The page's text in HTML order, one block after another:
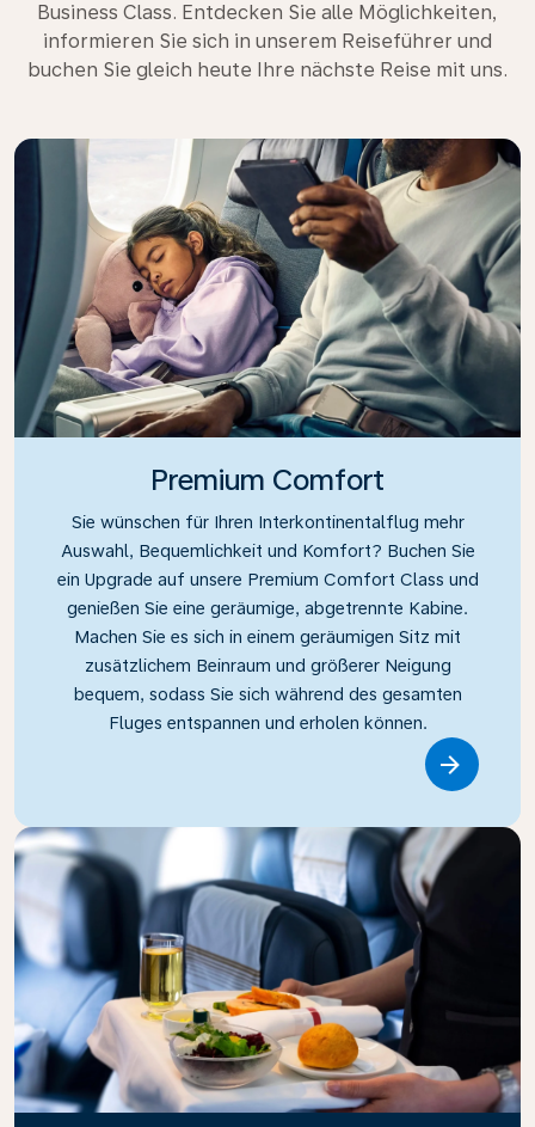
Business Class. Entdecken Sie alle Möglichkeiten,
informieren Sie sich in unserem Reiseführer und
buchen Sie gleich heute Ihre nächste Reise mit uns.
Premium Comfort
Sie wünschen für Ihren Interkontinentalflug mehr
Auswahl, Bequemlichkeit und Komfort? Buchen Sie
ein Upgrade auf unsere Premium Comfort Class und
genießen Sie eine geräumige, abgetrennte Kabine.
Machen Sie es sich in einem geräumigen Sitz mit
zusätzlichem Beinraum und größerer Neigung
bequem, sodass Sie sich während des gesamten
Fluges entspannen und erholen können.